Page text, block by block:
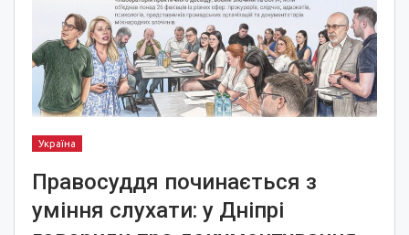
Україна
Правосуддя починається з
уміння слухати: у Дніпрі